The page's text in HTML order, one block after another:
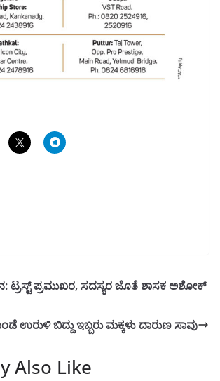
ಪ್ರಮುಖರ, ಸದಸ್ಯರ ಜೊತೆ ಶಾಸಕ ಅಶೋಕ್
ಉರುಳಿ ಬಿದ್ದು ಇಬ್ಬರು ಮಕ್ಕಳು ದಾರುಣ ಸಾವು
Also Like